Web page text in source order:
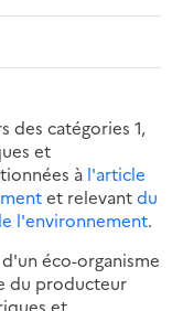
des catégories 1,
et
à l'article
et relevantdu
l'environnement.
éco-organisme
du producteur
et